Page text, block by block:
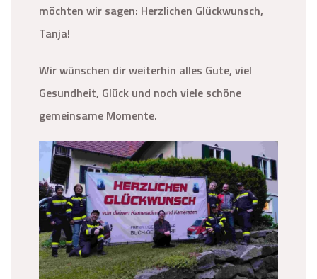
möchten wir sagen: Herzlichen Glückwunsch,
Tanja!
Wir wünschen dir weiterhin alles Gute, viel
Gesundheit, Glück und noch viele schöne
gemeinsame Momente.